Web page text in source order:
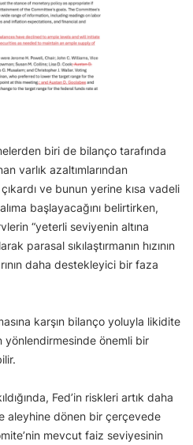
biri de bilanço tarafında
varlık azaltımlarından
ve bunun yerine kısa vadeli
başlayacağını belirtirken,
“yeterli seviyenin altına
parasal sıkılaştırmanın hızının
daha destekleyici bir faza
karşın bilanço yoluyla likidite
yönlendirmesinde önemli bir
Fed’in riskleri artık daha
aleyhine dönen bir çerçevede
mevcut faiz seviyesinin